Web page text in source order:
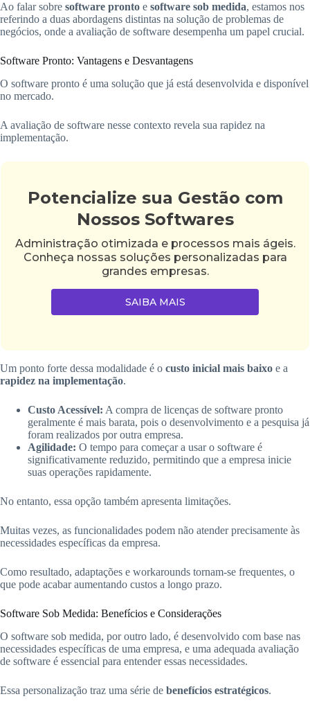
Ao falar sobre software pronto e software sob medida, estamos nos
referindo a duas abordagens distintas na solução de problemas de
negócios, onde a avaliação de software desempenha um papel crucial.
Software Pronto: Vantagens e Desvantagens
O software pronto é uma solução que já está desenvolvida e disponível
no mercado.
A avaliação de software nesse contexto revela sua rapidez na
implementação.
Potencialize sua Gestão com
Nossos Softwares
Administração otimizada e processos mais ágeis.
Conheça nossas soluções personalizadas para
grandes empresas.
SAIBA MAIS
Um ponto forte dessa modalidade é o custo inicial mais baixo e a
rapidez na implementação.
Custo Acessível: A compra de licenças de software pronto
geralmente é mais barata, pois o desenvolvimento e a pesquisa já
foram realizados por outra empresa.
Agilidade: O tempo para começar a usar o software é
significativamente reduzido, permitindo que a empresa inicie
suas operações rapidamente.
No entanto, essa opção também apresenta limitações.
Muitas vezes, as funcionalidades podem não atender precisamente às
necessidades específicas da empresa.
Como resultado, adaptações e workarounds tornam-se frequentes, o
que pode acabar aumentando custos a longo prazo.
Software Sob Medida: Benefícios e Considerações
O software sob medida, por outro lado, é desenvolvido com base nas
necessidades específicas de uma empresa, e uma adequada avaliação
de software é essencial para entender essas necessidades.
Essa personalização traz uma série de benefícios estratégicos.